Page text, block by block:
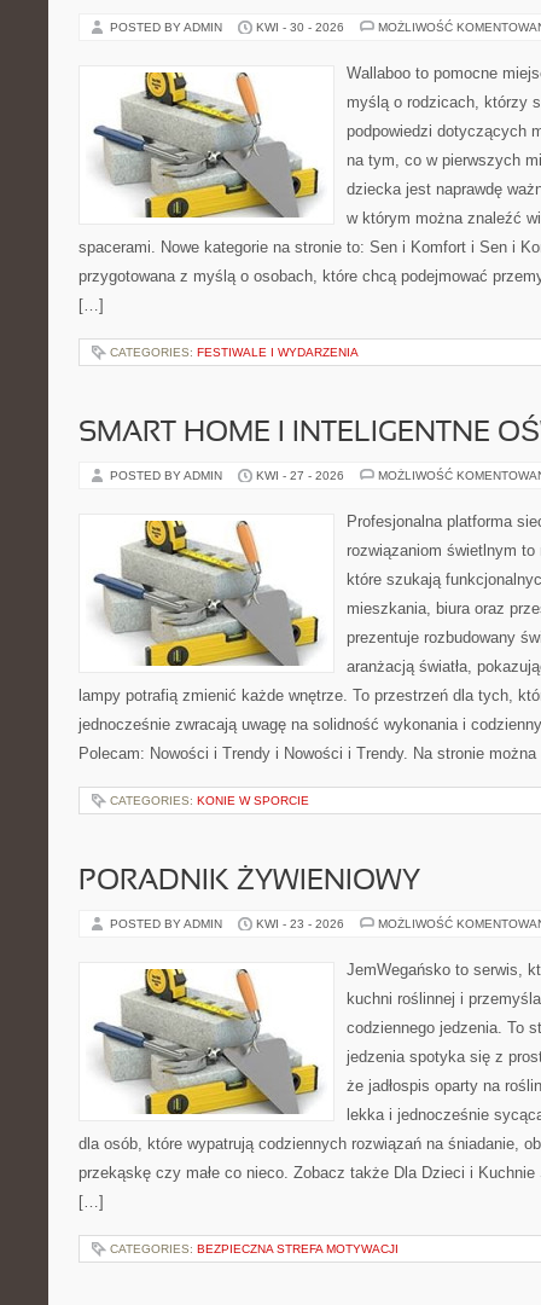
POSTED BY ADMIN KWI - 30 - 2026 MOŻLIWOŚĆ
Wallaboo to pomocne
myślą o rodzicach, którzy
podpowiedzi dotyczących
na tym, co w pierwszych
dziecka jest naprawdę
w którym można znaleźć
spacerami. Nowe kategorie na stronie to: Sen i Komfort i Sen i
przygotowana z myślą o osobach, które chcą podejmować
[…]
CATEGORIES: FESTIWALE I WYDARZENIA
SMART HOME I INTELIGENTNE
POSTED BY ADMIN KWI - 27 - 2026 MOŻLIWOŚĆ
Profesjonalna platforma
rozwiązaniom świetlnym
które szukają
mieszkania, biura oraz
prezentuje rozbudowany
aranżacją światła,
lampy potrafią zmienić każde wnętrze. To przestrzeń dla tych,
jednocześnie zwracają uwagę na solidność wykonania i
Polecam: Nowości i Trendy i Nowości i Trendy. Na stronie
CATEGORIES: KONIE W SPORCIE
PORADNIK ŻYWIENIOWY
POSTED BY ADMIN KWI - 23 - 2026 MOŻLIWOŚĆ
JemWegańsko to serwis,
kuchni roślinnej i
codziennego jedzenia. To
jedzenia spotyka się z
że jadłospis oparty na
lekka i jednocześnie
dla osób, które wypatrują codziennych rozwiązań na śniadanie,
przekąskę czy małe co nieco. Zobacz także Dla Dzieci i
[…]
CATEGORIES: BEZPIECZNA STREFA MOTYWACJI